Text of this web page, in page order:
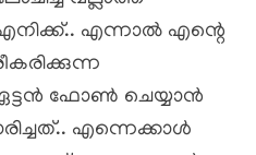
എന്നാൽ എന്റെ
ഫോൺ ചെയ്യാൻ
എന്നെക്കാൾ